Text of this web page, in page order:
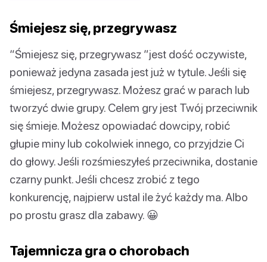
Śmiejesz się, przegrywasz
“Śmiejesz się, przegrywasz ”jest dość oczywiste,
ponieważ jedyna zasada jest już w tytule. Jeśli się
śmiejesz, przegrywasz. Możesz grać w parach lub
tworzyć dwie grupy. Celem gry jest Twój przeciwnik
się śmieje. Możesz opowiadać dowcipy, robić
głupie miny lub cokolwiek innego, co przyjdzie Ci
do głowy. Jeśli rozśmieszyłeś przeciwnika, dostanie
czarny punkt. Jeśli chcesz zrobić z tego
konkurencję, najpierw ustal ile żyć każdy ma. Albo
po prostu grasz dla zabawy. 😀
Tajemnicza gra o chorobach